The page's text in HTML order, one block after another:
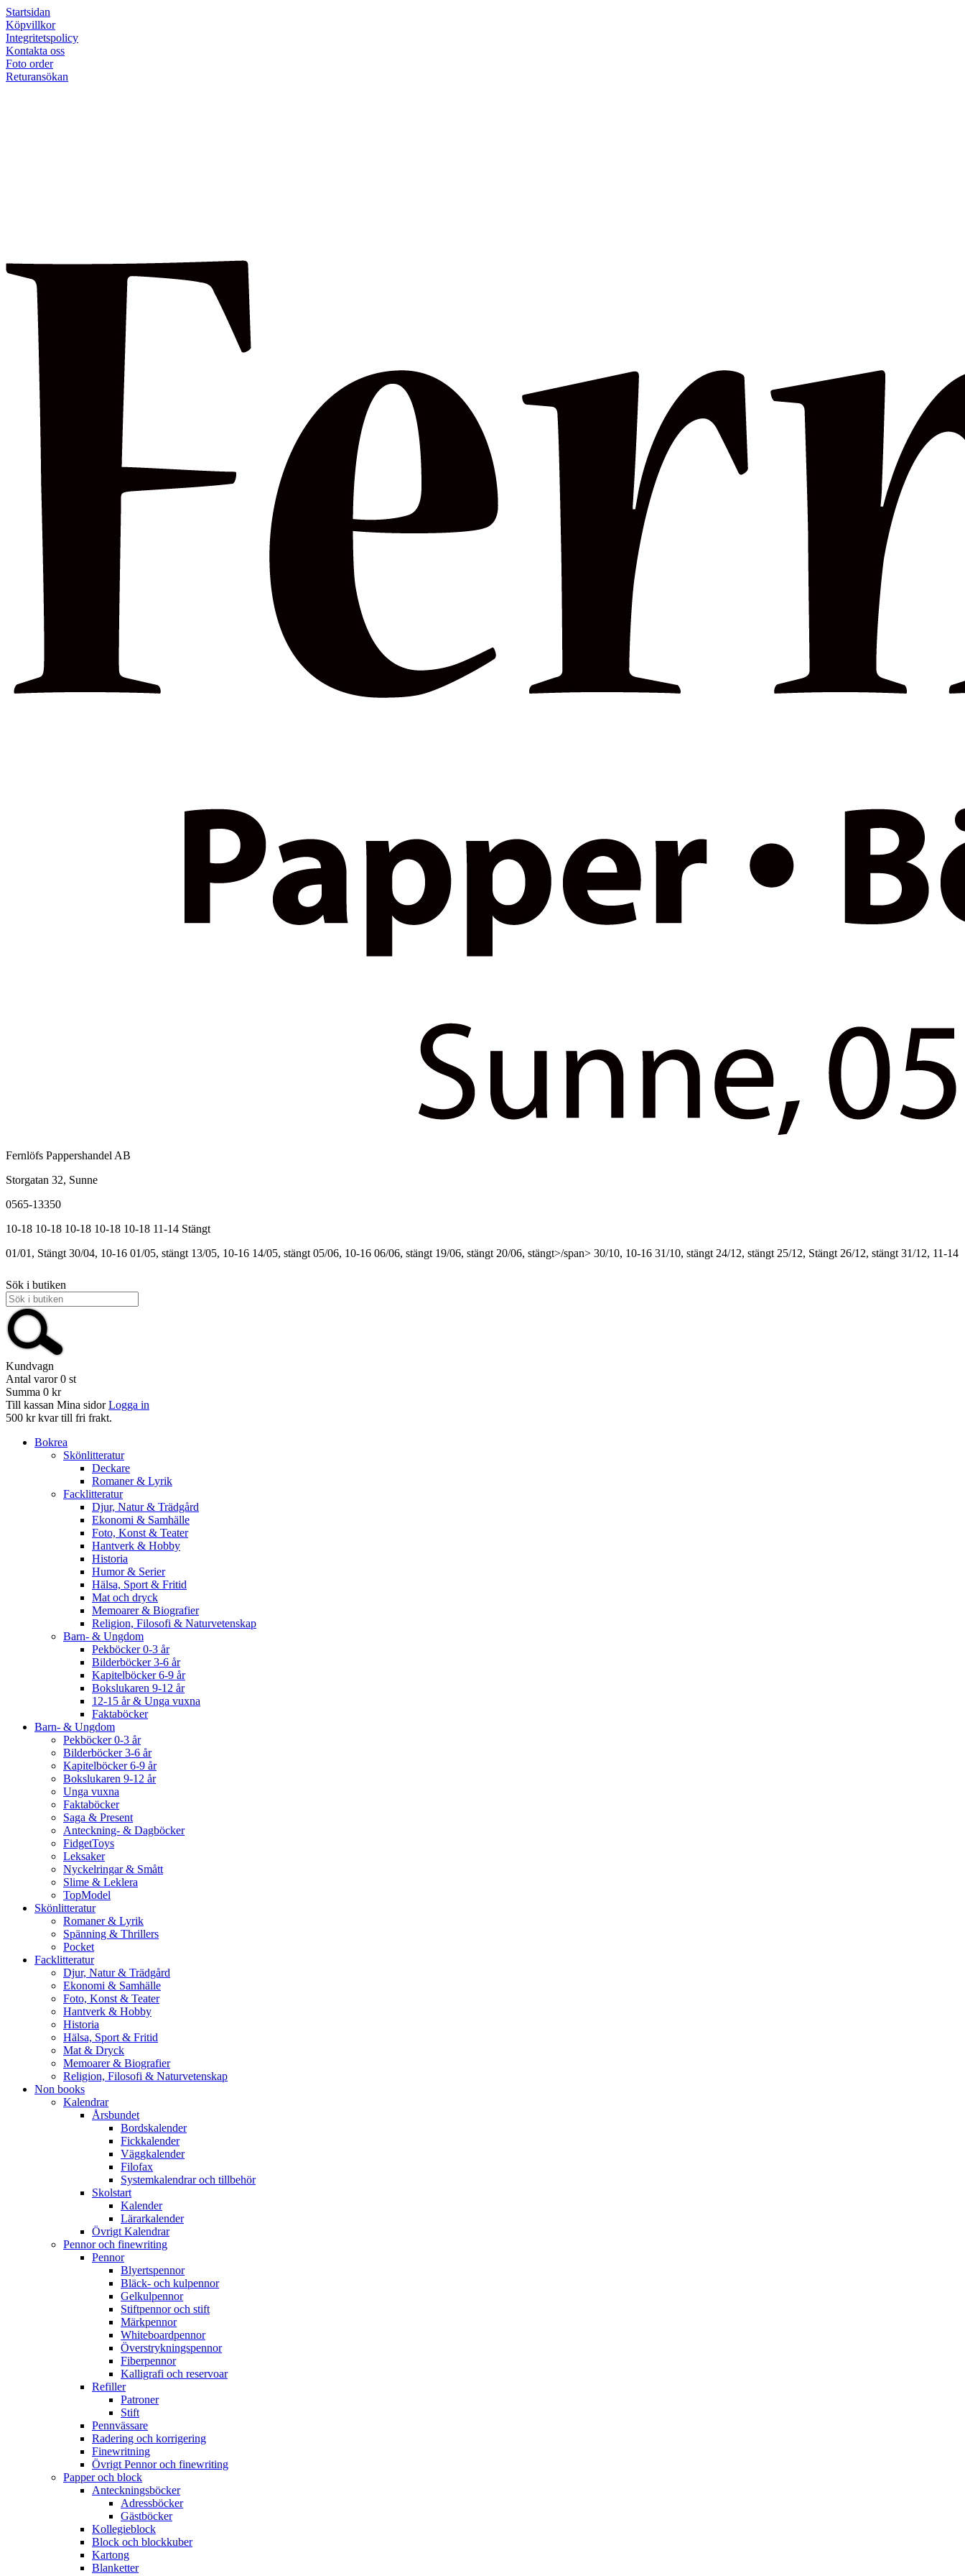
Startsidan
Köpvillkor
Integritetspolicy
Kontakta oss
Foto order
Returansökan
Fernlöfs Pappershandel AB
Storgatan 32, Sunne
0565-13350
10-18 10-18 10-18 10-18 10-18 11-14 Stängt
01/01, Stängt 30/04, 10-16 01/05, stängt 13/05, 10-16 14/05, stängt 05/06, 10-16 06/06, stängt 19/06, stängt 20/06, stängt>/span> 30/10, 10-16 31/10, stängt 24/12, stängt 25/12, Stängt 26/12, stängt 31/12, 11-14
Sök i butiken
Kundvagn
Antal varor 0 st
Summa 0 kr
Till kassan Mina sidor Logga in
500 kr kvar till fri frakt.
Bokrea
Skönlitteratur
Deckare
Romaner & Lyrik
Facklitteratur
Djur, Natur & Trädgård
Ekonomi & Samhälle
Foto, Konst & Teater
Hantverk & Hobby
Historia
Humor & Serier
Hälsa, Sport & Fritid
Mat och dryck
Memoarer & Biografier
Religion, Filosofi & Naturvetenskap
Barn- & Ungdom
Pekböcker 0-3 år
Bilderböcker 3-6 år
Kapitelböcker 6-9 år
Bokslukaren 9-12 år
12-15 år & Unga vuxna
Faktaböcker
Barn- & Ungdom
Pekböcker 0-3 år
Bilderböcker 3-6 år
Kapitelböcker 6-9 år
Bokslukaren 9-12 år
Unga vuxna
Faktaböcker
Saga & Present
Anteckning- & Dagböcker
FidgetToys
Leksaker
Nyckelringar & Smått
Slime & Leklera
TopModel
Skönlitteratur
Romaner & Lyrik
Spänning & Thrillers
Pocket
Facklitteratur
Djur, Natur & Trädgård
Ekonomi & Samhälle
Foto, Konst & Teater
Hantverk & Hobby
Historia
Hälsa, Sport & Fritid
Mat & Dryck
Memoarer & Biografier
Religion, Filosofi & Naturvetenskap
Non books
Kalendrar
Årsbundet
Bordskalender
Fickkalender
Väggkalender
Filofax
Systemkalendrar och tillbehör
Skolstart
Kalender
Lärarkalender
Övrigt Kalendrar
Pennor och finewriting
Pennor
Blyertspennor
Bläck- och kulpennor
Gelkulpennor
Stiftpennor och stift
Märkpennor
Whiteboardpennor
Överstrykningspennor
Fiberpennor
Kalligrafi och reservoar
Refiller
Patroner
Stift
Pennvässare
Radering och korrigering
Finewritning
Övrigt Pennor och finewriting
Papper och block
Anteckningsböcker
Adressböcker
Gästböcker
Kollegieblock
Block och blockkuber
Kartong
Blanketter